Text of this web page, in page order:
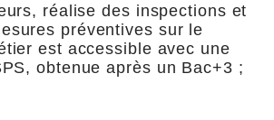
réalise des inspections et
préventives sur le
est accessible avec une
obtenue après un Bac+3 ;